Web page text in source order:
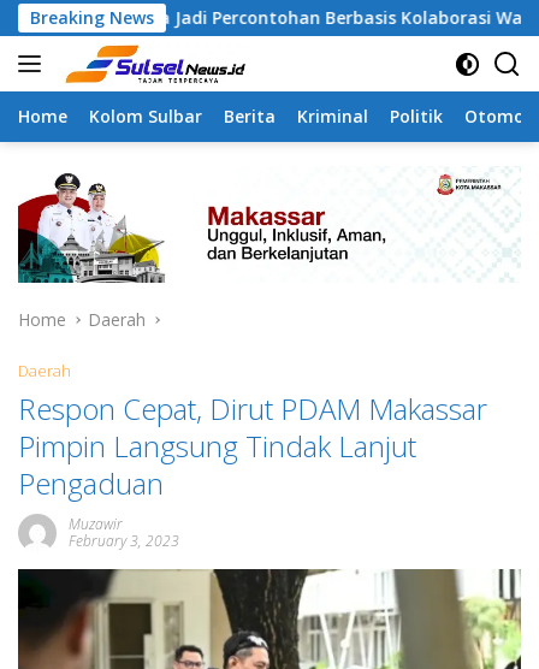
Skip
to
content
Breaking News
Jadi Percontohan Berbasis Kolaborasi Warga
Home Kolom Sulbar Berita Kriminal Politik
Home Daerah
Daerah
Respon Cepat, Dirut PDAM Makassar
Pimpin Langsung Tindak Lanjut
Pengaduan
Muzawir
February 3, 2023